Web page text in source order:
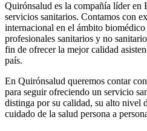
Quirónsalud es la compañía líder en
servicios sanitarios. Contamos con
internacional en el ámbito
profesionales sanitarios y no
fin de ofrecer la mejor calidad
país.
En Quirónsalud queremos contar
para seguir ofreciendo un servicio
distinga por su calidad, su alto nivel
cuidado de la salud persona a